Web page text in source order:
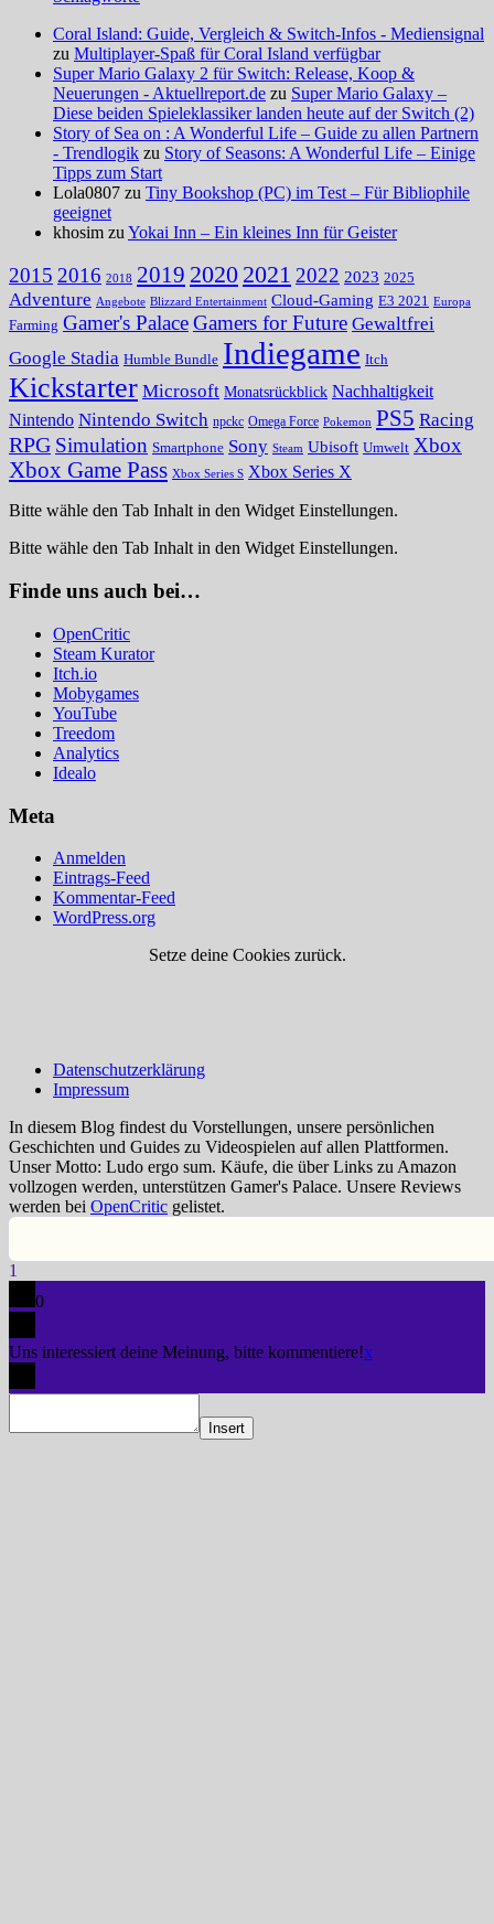
Coral Island: Guide, Vergleich & Switch-Infos - Mediensignal
zu Multiplayer-Spaß für Coral Island verfügbar
Super Mario Galaxy 2 für Switch: Release, Koop &
Neuerungen - Aktuellreport.de zu Super Mario Galaxy –
Diese beiden Spieleklassiker landen heute auf der Switch (2)
Story of Sea on : A Wonderful Life – Guide zu allen Partnern
- Trendlogik zu Story of Seasons: A Wonderful Life – Einige
Tipps zum Start
Lola0807 zu Tiny Bookshop (PC) im Test – Für Bibliophile
geeignet
khosim zuYokai Inn – Ein kleines Inn für Geister
2015 2016 2018 2019 2020 2021 2022 2023 2025
Adventure Angebote Blizzard Entertainment Cloud-Gaming E3 2021 Europa
Farming Gamer's PalaceGamers for Future Gewaltfrei
Google Stadia Humble Bundle Indiegame Itch
Kickstarter Microsoft Monatsrückblick Nachhaltigkeit
Nintendo Nintendo Switch npckc Omega Force Pokemon PS5 Racing
RPG Simulation Smartphone Sony Steam Ubisoft Umwelt Xbox
Xbox Game Pass Xbox Series S Xbox Series X
Bitte wähle den Tab Inhalt in den Widget Einstellungen.
Bitte wähle den Tab Inhalt in den Widget Einstellungen.
Finde uns auch bei…
OpenCritic
Steam Kurator
Itch.io
Mobygames
YouTube
Treedom
Analytics
Idealo
Meta
Anmelden
Eintrags-Feed
Kommentar-Feed
WordPress.org
Setze deine Cookies zurück.
Datenschutzerklärung
Impressum
In diesem Blog findest du Vorstellungen, unsere persönlichen
Geschichten und Guides zu Videospielen auf allen Plattformen.
Unser Motto: Ludo ergo sum. Käufe, die über Links zu Amazon
vollzogen werden, unterstützen Gamer's Palace. Unsere Reviews
werden bei OpenCritic gelistet.
1
0
Uns interessiert deine Meinung, bitte kommentiere!x
Insert